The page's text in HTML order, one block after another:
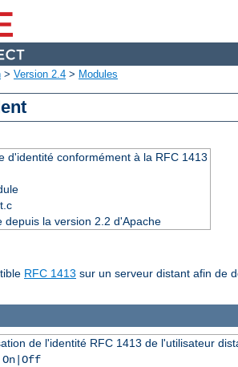
> Version 2.4 > Modules
d'identité conformément à la RFC 1413
depuis la version 2.2 d'Apache
RFC 1413 sur un serveur distant afin de
de l'identité RFC 1413 de l'utilisateur